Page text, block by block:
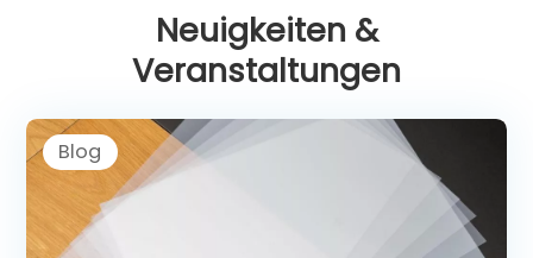
Neuigkeiten &
Veranstaltungen
Blog